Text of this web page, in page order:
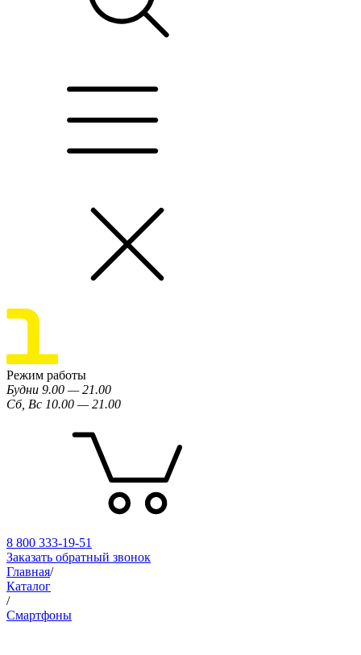
Режим работы
Будни 9.00 — 21.00
Сб, Вс 10.00 — 21.00
8 800 333-19-51
Заказать обратный звонок
Главная/
Каталог
/
Смартфоны